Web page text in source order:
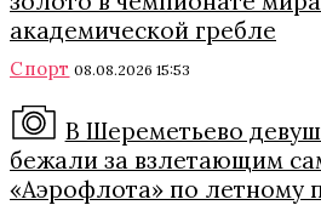
академической гребле
Спорт 08.08.2026 15:53
В Шереметьево
бежали за взлетающим
«Аэрофлота» по летному